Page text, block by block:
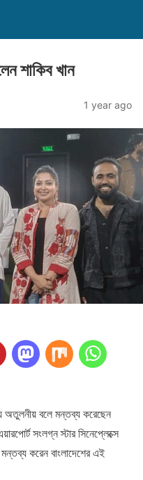
শাকিব খান
1 year ago
অতুলনীয় বলে মন্তব্য করেছেন
সংলগ্ন স্টার সিনেপ্লেক্সে
মন্তব্য করেন বাংলাদেশের এই